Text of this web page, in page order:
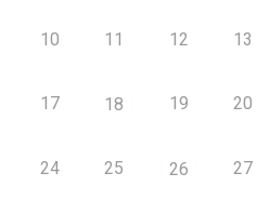
10 11 12 13
17 18 19 20
24 25 26 27